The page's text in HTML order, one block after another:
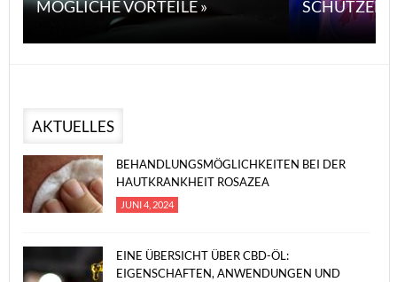
MÖGLICHE VORTEILE »
SCHÜTZEN
AKTUELLES
BEHANDLUNGSMÖGLICHKEITEN BEI DER
HAUTKRANKHEIT ROSAZEA
JUNI 4, 2024
EINE ÜBERSICHT ÜBER CBD-ÖL:
EIGENSCHAFTEN, ANWENDUNGEN UND